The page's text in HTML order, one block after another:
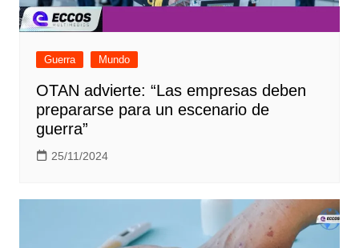
Guerra Mundo
OTAN advierte: “Las empresas deben
prepararse para un escenario de
guerra”
25/11/2024